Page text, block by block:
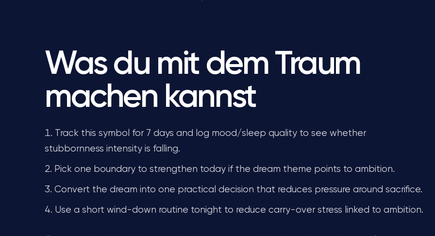
Was du mit dem Traum
machen kannst
Track this symbol for 7 days and log mood/sleep quality to see whether
stubbornness intensity is falling.
Pick one boundary to strengthen today if the dream theme points to ambition.
Convert the dream into one practical decision that reduces pressure around sacrifice.
Use a short wind-down routine tonight to reduce carry-over stress linked to ambition.